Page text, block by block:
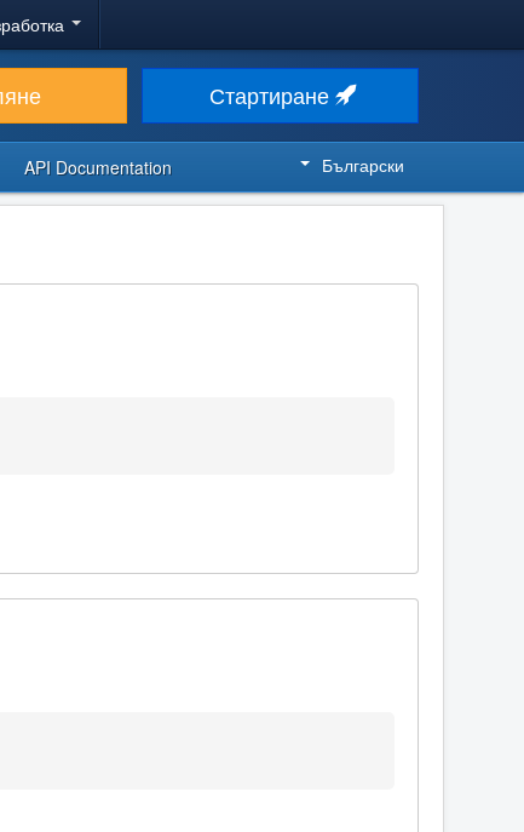
Стартиране
API Documentation Български